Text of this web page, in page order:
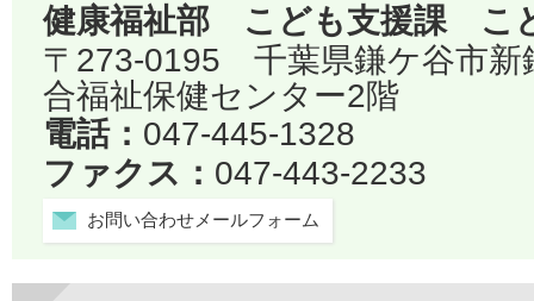
健康福祉部 こども支援課 こ
〒273-0195 千葉県鎌ケ谷市
合福祉保健センター2階
電話： 047-445-1328
ファクス： 047-443-2233
お問い合わせメールフォーム